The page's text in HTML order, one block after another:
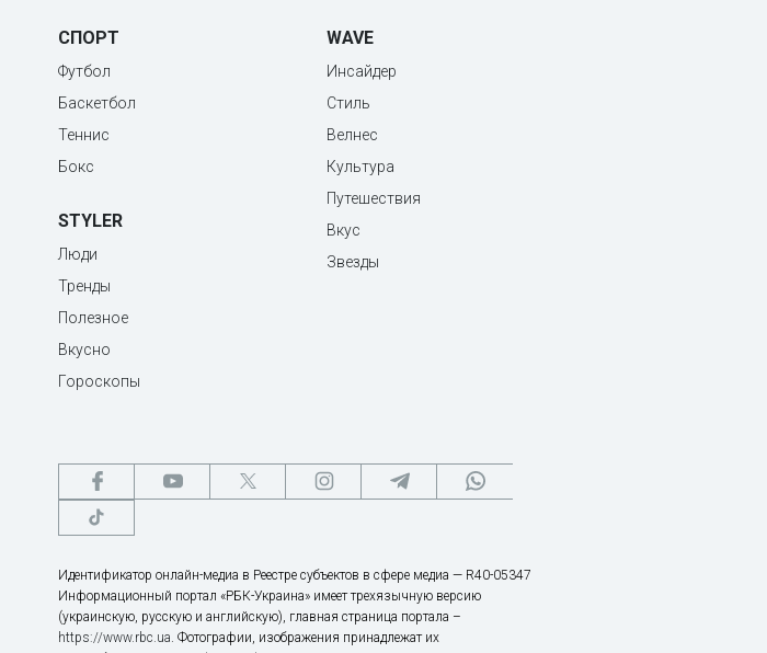
СПОРТ
Футбол
Баскетбол
Теннис
Бокс
STYLER
Люди
Тренды
Полезное
Вкусно
Гороскопы
WAVE
Инсайдер
Стиль
Велнес
Культура
Путешествия
Вкус
Звезды
Идентификатор онлайн-медиа в Реестре субъектов в сфере медиа — R40-05347
Информационный портал «РБК-Украина» имеет трехязычную версию
(украинскую, русскую и английскую), главная страница портала –
https://www.rbc.ua. Фотографии, изображения принадлежат их